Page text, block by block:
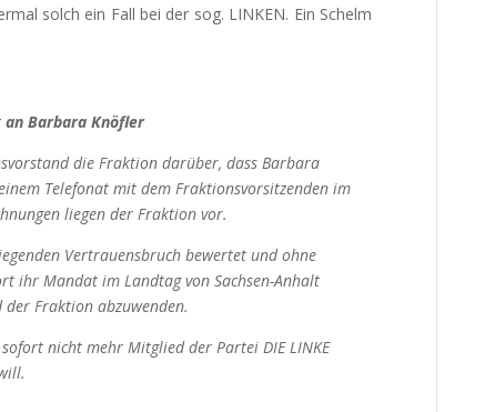
solch ein Fall bei der sog. LINKEN. Ein Schelm
an Barbara Knöfler
die Fraktion darüber, dass Barbara
Telefonat mit dem Fraktionsvorsitzenden im
liegen der Fraktion vor.
Vertrauensbruch bewertet und ohne
ihr Mandat im Landtag von Sachsen-Anhalt
der Fraktion abzuwenden.
nicht mehr Mitglied der Partei DIE LINKE